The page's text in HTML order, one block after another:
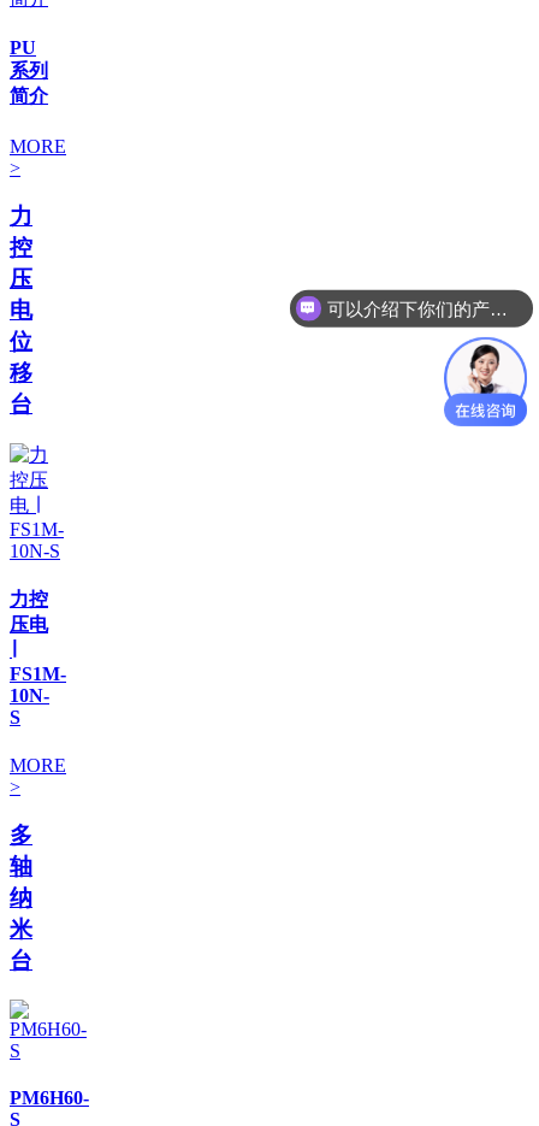
PU
系列
简介
MORE
>
力
控
压
电
位
移
台
力控
压电
FS1M-
10N-
S
MORE
>
多
轴
纳
米
台
PM6H60-
S
你们是怎么收费的呢